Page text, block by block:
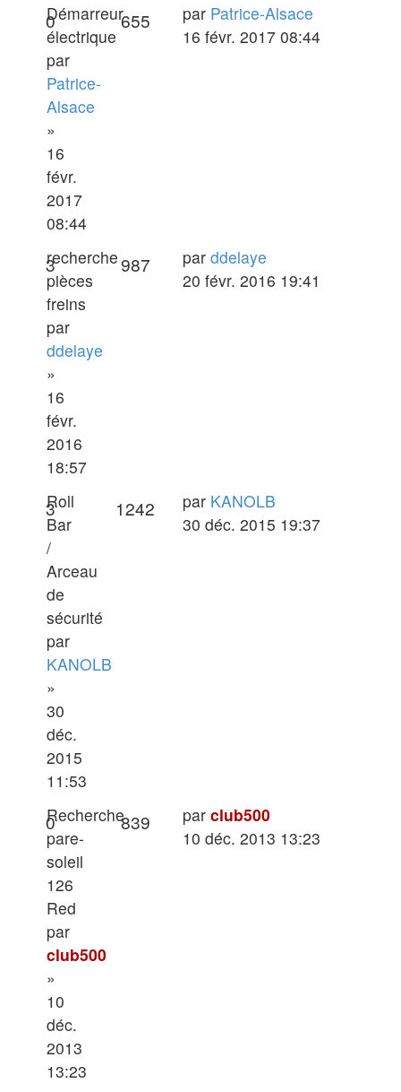
Démarreur
électrique
par
Patrice-
Alsace
»
16
févr.
2017
08:44
0Réponses655VuesDernier
message
par Patrice-Alsace
16 févr. 2017 08:44
recherche
pièces
freins
par
ddelaye
»
16
févr.
2016
18:57
3Réponses987VuesDernier
message
par ddelaye
20 févr. 2016 19:41
Roll
Bar
/
Arceau
de
sécurité
par
KANOLB
»
30
déc.
2015
11:53
3Réponses1242 VuesDernier
message
par KANOLB
30 déc. 2015 19:37
Recherche
pare-
soleil
126
Red
par
club500
»
10
déc.
2013
13:23
0Réponses839VuesDernier
message
par club500
10 déc. 2013 13:23